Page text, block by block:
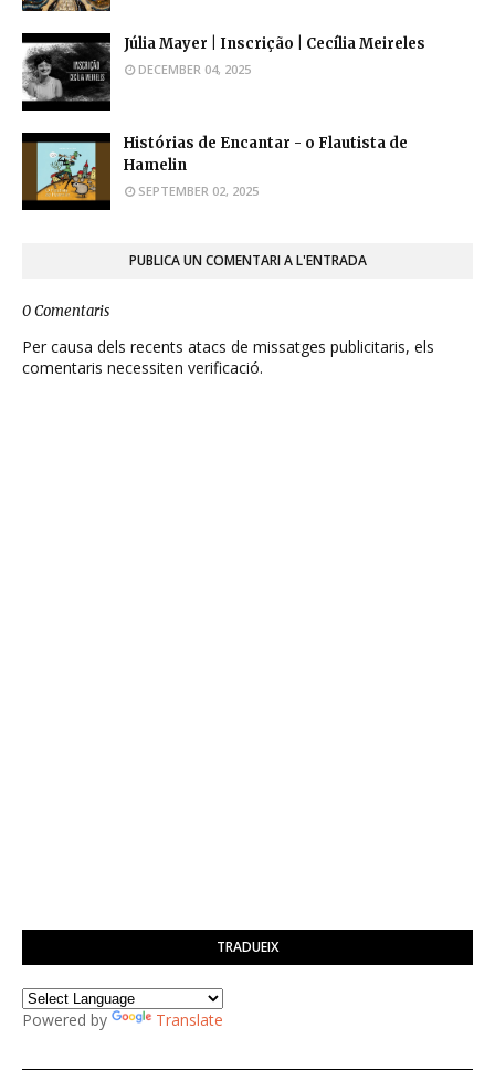
Júlia Mayer | Inscrição | Cecília Meireles
DECEMBER 04, 2025
Histórias de Encantar - o Flautista de
Hamelin
SEPTEMBER 02, 2025
PUBLICA UN COMENTARI A L'ENTRADA
0 Comentaris
Per causa dels recents atacs de missatges publicitaris, els
comentaris necessiten verificació.
TRADUEIX
Powered by Translate